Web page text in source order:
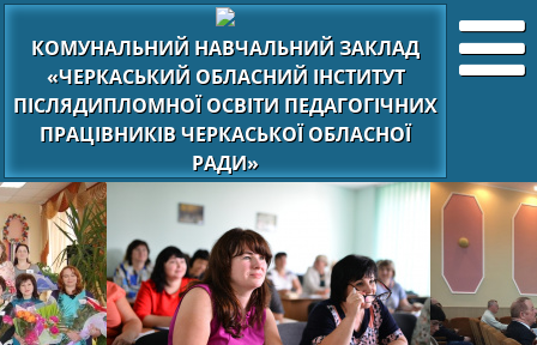
КОМУНАЛЬНИЙ НАВЧАЛЬНИЙ ЗАКЛАД
«ЧЕРКАСЬКИЙ ОБЛАСНИЙ ІНСТИТУТ
ПІСЛЯДИПЛОМНОЇ ОСВІТИ ПЕДАГОГІЧНИХ
ПРАЦІВНИКІВ ЧЕРКАСЬКОЇ ОБЛАСНОЇ
РАДИ»